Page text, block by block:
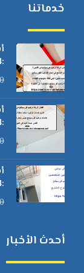
خدماتنا
:0553996694
:0553996694
:0553996694
أحدث الأخبار